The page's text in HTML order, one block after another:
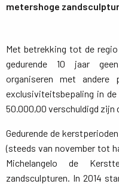
metershoge
Met betrekking tot de
gedurende 10 jaar
organiseren met andere
exclusiviteitsbepaling in
50.000,00 verschuldigd zijn
Gedurende de
(steeds van november tot
Michelangelo de
zandsculpturen. In 2014